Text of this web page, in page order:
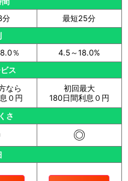
分
最短25分
％
4.5～18.0%
ス
なら
０円
初回最大
180日間利息０円
さ
◎